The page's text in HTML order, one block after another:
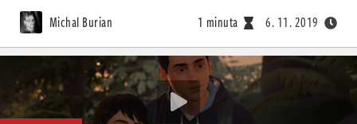
Michal Burian 1 minuta 6. 11. 2019